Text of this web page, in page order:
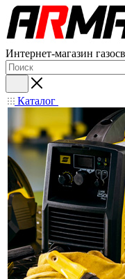
Интернет-магазин
Каталог